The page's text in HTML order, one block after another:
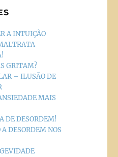
A INTUIÇÃO
GRITAM?
– ILUSÃO DE
MAIS
DE DESORDEM!
DESORDEM NOS